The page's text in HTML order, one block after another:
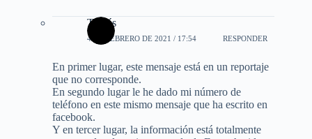
Tomás
4 DE FEBRERO DE 2021 / 17:54 RESPONDER
En primer lugar, este mensaje está en un reportaje
que no corresponde.
En segundo lugar le he dado mi número de
teléfono en este mismo mensaje que ha escrito en
facebook.
Y en tercer lugar, la información está totalmente